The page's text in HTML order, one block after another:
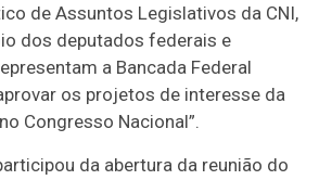
de Assuntos Legislativos da CNI,
dos deputados federais e
a Bancada Federal
os projetos de interesse da
Congresso Nacional”.
da abertura da reunião do